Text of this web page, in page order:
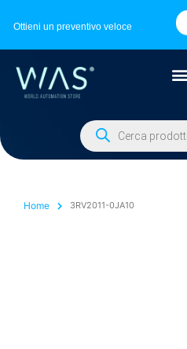
Ottieni un preventivo veloce
Home 3RV2011-0JA10